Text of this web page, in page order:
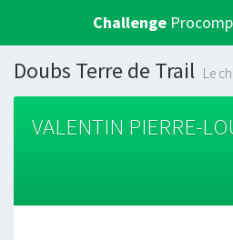
Challenge
Doubs Terre de Trail Le
VALENTIN PIERRE-